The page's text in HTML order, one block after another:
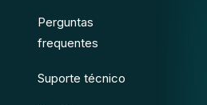
Perguntas
frequentes
Suporte técnico